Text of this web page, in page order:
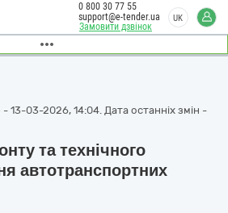
Замовити дзвінок
0 800 30 77 55
support@e-tender.ua
UK
13-03-2026, 14:04. Дата останніх змін -
та технічного
автотранспортних